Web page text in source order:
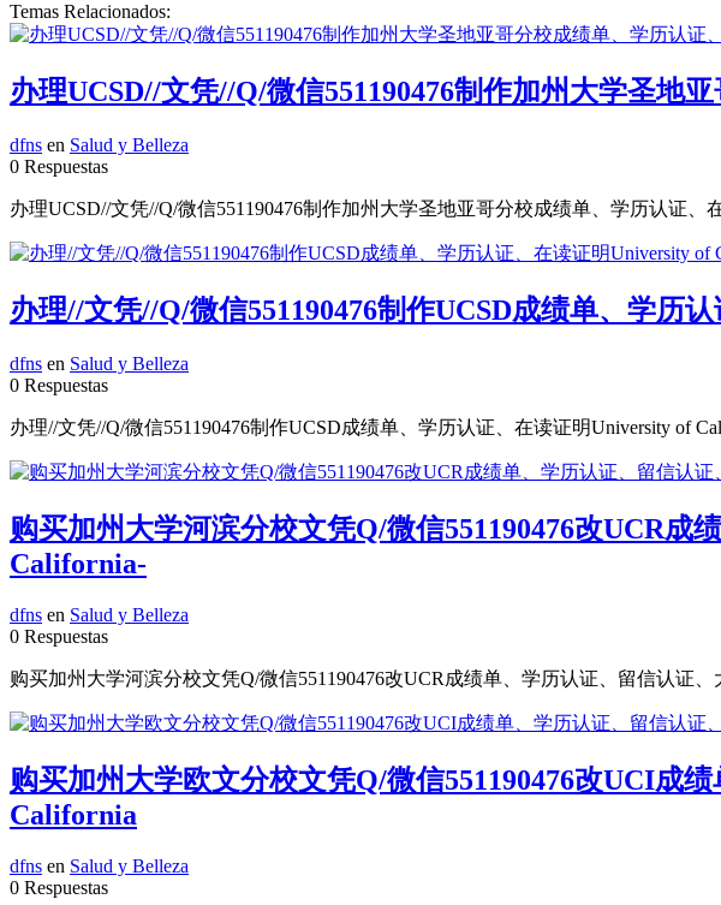
Temas Relacionados:
办理UCSD//文凭//Q/微信551190476制作加州大学圣地
dfns en Salud y Belleza
0 Respuestas
办理UCSD//文凭//Q/微信551190476制作加州大学圣地亚哥分校成绩单、学历认证、
办理//文凭//Q/微信551190476制作UCSD成绩单、学历
dfns en Salud y Belleza
0 Respuestas
办理//文凭//Q/微信551190476制作UCSD成绩单、学历认证、在读证明University of
购买加州大学河滨分校文凭Q/微信551190476改UCR
California-
dfns en Salud y Belleza
0 Respuestas
购买加州大学河滨分校文凭Q/微信551190476改UCR成绩单、学历认证、留信认证
购买加州大学欧文分校文凭Q/微信551190476改UCI成
California
dfns en Salud y Belleza
0 Respuestas